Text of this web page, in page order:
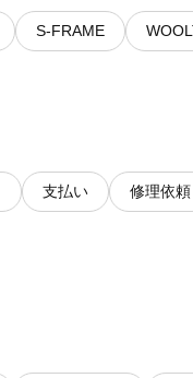
S-FRAME
支払い 修理依頼